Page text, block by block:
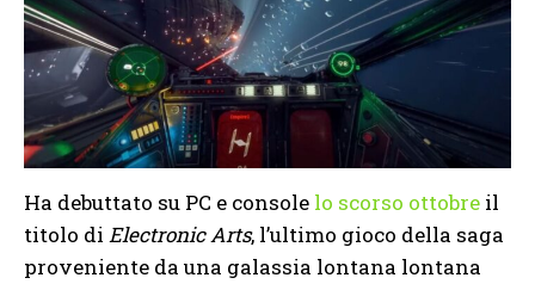
Ha debuttato su PC e console lo scorso ottobre il
titolo di Electronic Arts, l’ultimo gioco della saga
proveniente da una galassia lontana lontana